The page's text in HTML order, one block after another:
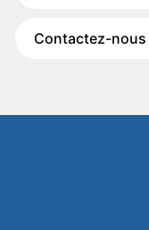
Contactez-nous